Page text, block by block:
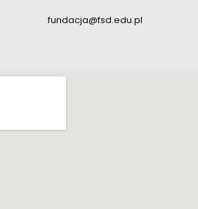
fundacja@fsd.edu.pl